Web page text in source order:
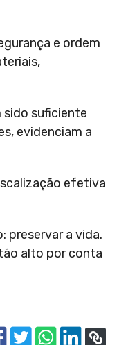
e ordem
sido suficiente
evidenciam a
efetiva
preservar a vida.
alto por conta